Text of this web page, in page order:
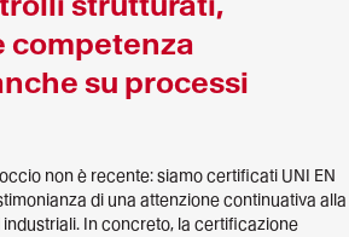
competenza
su processi
non è recente: siamo certificati UNI EN
di una attenzione continuativa alla
In concreto, la certificazione